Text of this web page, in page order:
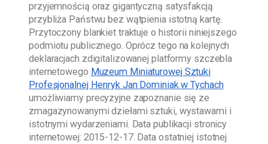
przyjemnością oraz gigantyczną satysfakcją
przybliża Państwu bez wątpienia istotną kartę.
Przytoczony blankiet traktuje o historii niniejszego
podmiotu publicznego. Oprócz tego na kolejnych
deklaracjach zdigitalizowanej platformy szczebla
internetowego Muzeum Miniaturowej Sztuki
Profesjonalnej Henryk Jan Dominiak w Tychach
umożliwiamy precyzyjne zapoznanie się ze
zmagazynowanymi dziełami sztuki, wystawami i
istotnymi wydarzeniami. Data publikacji stronicy
internetowej: 2015-12-17. Data ostatniej istotnej